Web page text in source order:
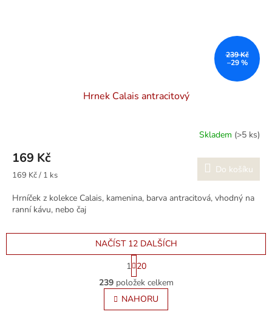
239 Kč
–29 %
Hrnek Calais antracitový
Skladem (>5 ks)
169 Kč
Měrná
169 Kč / 1 ks Do košíku
Hrníček z kolekce Calais, kamenina, barva antracitová, vhodný na
ranní kávu, nebo čaj
O
v
l
á
NAČÍST 12 DALŠÍCH
S
t
r
á
n
k
1 20
239položek celkem
NAHORU